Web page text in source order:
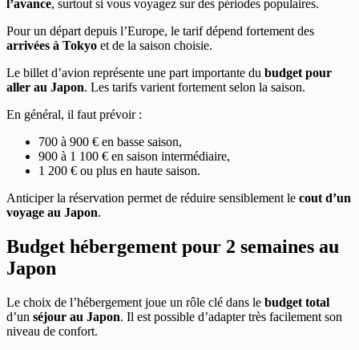
l’avance, surtout si vous voyagez sur des périodes populaires.
Pour un départ depuis l’Europe, le tarif dépend fortement des
arrivées à Tokyo et de la saison choisie.
Le billet d’avion représente une part importante du budget pour
aller au Japon. Les tarifs varient fortement selon la saison.
En général, il faut prévoir :
700 à 900 € en basse saison,
900 à 1 100 € en saison intermédiaire,
1 200 € ou plus en haute saison.
Anticiper la réservation permet de réduire sensiblement le cout d’un
voyage au Japon.
Budget hébergement pour 2 semaines au
Japon
Le choix de l’hébergement joue un rôle clé dans le budget total
d’un séjour au Japon. Il est possible d’adapter très facilement son
niveau de confort.